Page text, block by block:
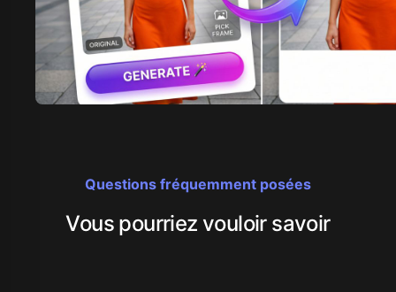
Questions fréquemment posées
Vous pourriez vouloir savoir